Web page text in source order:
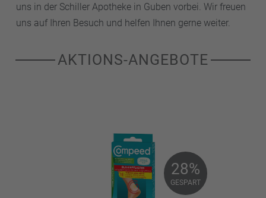
uns in der Schiller Apotheke in Guben vorbei. Wir freuen
uns auf Ihren Besuch und helfen Ihnen gerne weiter.
AKTIONS-ANGEBOTE
28%
GESPART
28%
GESPART